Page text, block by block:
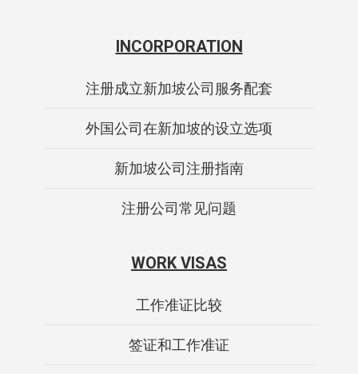
INCORPORATION
注册成立新加坡公司服务配套
外国公司在新加坡的设立选项
新加坡公司注册指南
注册公司常见问题
WORK VISAS
工作准证比较
签证和工作准证